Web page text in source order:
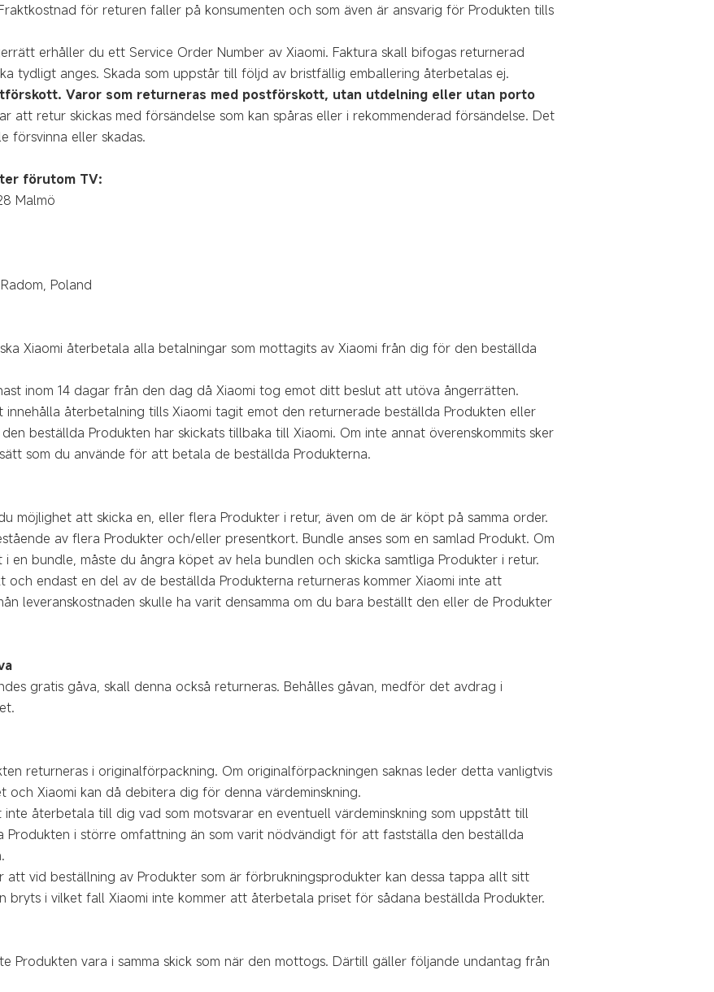
för returen faller på konsumenten och som även är ansvarig för Produkten tills
erhåller du ett Service Order Number av Xiaomi. Faktura skall bifogas returnerad
tydligt anges. Skada som uppstår till följd av bristfällig emballering återbetalas ej.
Varor som returneras med postförskott, utan utdelning eller utan porto
att retur skickas med försändelse som kan spåras eller i rekommenderad försändelse. Det
försvinna eller skadas.
förutom TV:
Malmö
Poland
Xiaomi återbetala alla betalningar som mottagits av Xiaomi från dig för den beställda
inom 14 dagar från den dag då Xiaomi tog emot ditt beslut att utöva ångerrätten.
återbetalning tills Xiaomi tagit emot den returnerade beställda Produkten eller
beställda Produkten har skickats tillbaka till Xiaomi. Om inte annat överenskommits sker
som du använde för att betala de beställda Produkterna.
möjlighet att skicka en, eller flera Produkter i retur, även om de är köpt på samma order.
av flera Produkter och/eller presentkort. Bundle anses som en samlad Produkt. Om
en bundle, måste du ångra köpet av hela bundlen och skicka samtliga Produkter i retur.
och endast en del av de beställda Produkterna returneras kommer Xiaomi inte att
leveranskostnaden skulle ha varit densamma om du bara beställt den eller de Produkter
gratis gåva, skall denna också returneras. Behålles gåvan, medför det avdrag i
returneras i originalförpackning. Om originalförpackningen saknas leder detta vanligtvis
och Xiaomi kan då debitera dig för denna värdeminskning.
återbetala till dig vad som motsvarar en eventuell värdeminskning som uppstått till
i större omfattning än som varit nödvändigt för att fastställa den beställda
vid beställning av Produkter som är förbrukningsprodukter kan dessa tappa allt sitt
bryts i vilket fall Xiaomi inte kommer att återbetala priset för sådana beställda Produkter.
Produkten vara i samma skick som när den mottogs. Därtill gäller följande undantag från